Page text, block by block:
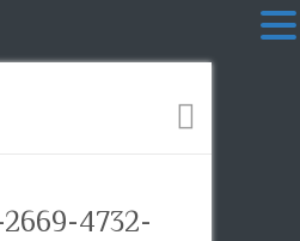
4732-